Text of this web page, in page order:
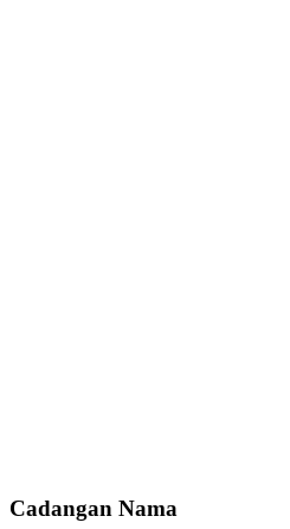
Cadangan Nama